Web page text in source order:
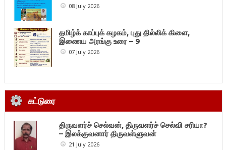
08 July 2026
தமிழ்க் காப்புக் கழகம், புது தில்லிக் கிளை,
இணைய அரங்கு உரை – 9
07 July 2026
கட்டுரை
திருவளர்ச் செல்வன், திருவளர்ச் செல்வி சரியா?
– இலக்குவனார் திருவள்ளுவன்
21 July 2026